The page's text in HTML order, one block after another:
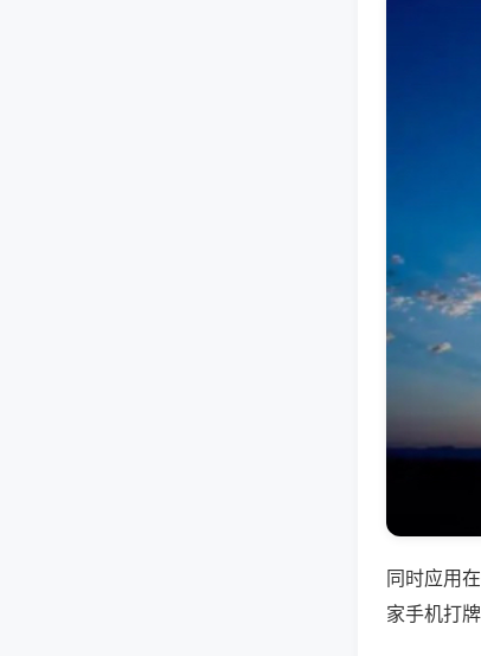
同时应用
家手机打